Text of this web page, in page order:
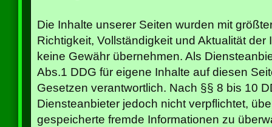
Die Inhalte unserer Seiten wurden mit
Richtigkeit, Vollständigkeit und Aktualität
keine Gewähr übernehmen. Als
Abs.1 DDG für eigene Inhalte auf diesen
Gesetzen verantwortlich. Nach §§ 8 bis 10
Diensteanbieter jedoch nicht verpflichtet,
gespeicherte fremde Informationen zu